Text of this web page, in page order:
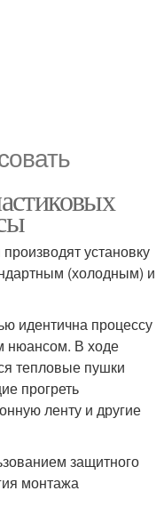
установку
(холодным) и
идентична процессу
нюансом. В ходе
тепловые пушки
прогреть
ленту и другие
защитного
монтажа